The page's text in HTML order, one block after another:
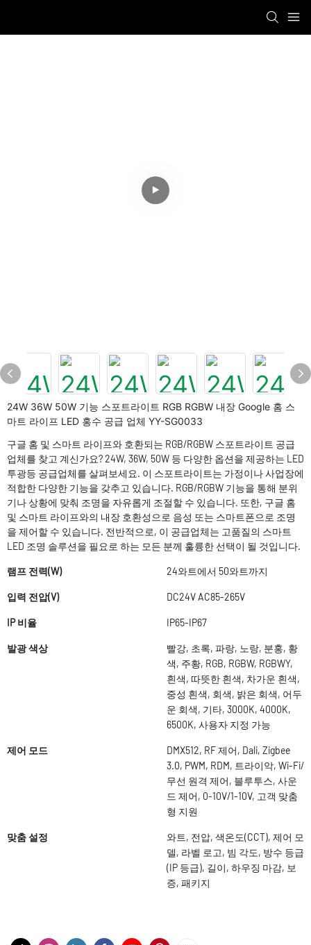
24W 36W 50W 기능 스포트라이트 RGB RGBW 내장 Google 홈 스
마트 라이프 LED 홍수 공급 업체 YY-SG0033
구글 홈 및 스마트 라이프와 호환되는 RGB/RGBW 스포트라이트 공급
업체를 찾고 계신가요? 24W, 36W, 50W 등 다양한 옵션을 제공하는 LED
투광등 공급업체를 살펴보세요. 이 스포트라이트는 가정이나 사업장에
적합한 다양한 기능을 갖추고 있습니다. RGB/RGBW 기능을 통해 분위
기나 상황에 맞춰 조명을 자유롭게 조절할 수 있습니다. 또한, 구글 홈
및 스마트 라이프와의 내장 호환성으로 음성 또는 스마트폰으로 조명
을 제어할 수 있습니다. 전반적으로, 이 공급업체는 고품질의 스마트
LED 조명 솔루션을 필요로 하는 모든 분께 훌륭한 선택이 될 것입니다.
램프 전력(W) 24와트에서 50와트까지
입력 전압(V) DC24V AC85-265V
IP 비율 IP65-IP67
발광 색상
빨강, 초록, 파랑, 노랑, 분홍, 황
색, 주황, RGB, RGBW, RGBWY,
흰색, 따뜻한 흰색, 차가운 흰색,
중성 흰색, 회색, 밝은 회색, 어두
운 회색, 기타, 3000K, 4000K,
6500K, 사용자 지정 가능
제어 모드
DMX512, RF 제어, Dali, Zigbee
3.0, PWM, RDM, 트라이악, Wi-Fi/
무선 원격 제어, 블루투스, 사운
드 제어, 0-10V/1-10V, 고객 맞춤
형 지원
맞춤 설정
와트, 전압, 색온도(CCT), 제어 모
델, 라벨 로고, 빔 각도, 방수 등급
(IP 등급), 길이, 하우징 마감, 보
증, 패키지